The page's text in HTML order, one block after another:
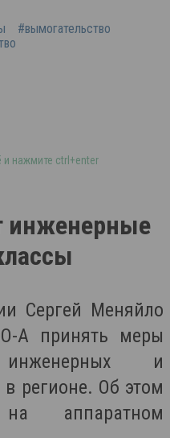
#вымогательство
и нажмите ctrl+enter
инженерные
Сергей Меняйло
А принять меры
и
регионе. Об этом
аппаратном